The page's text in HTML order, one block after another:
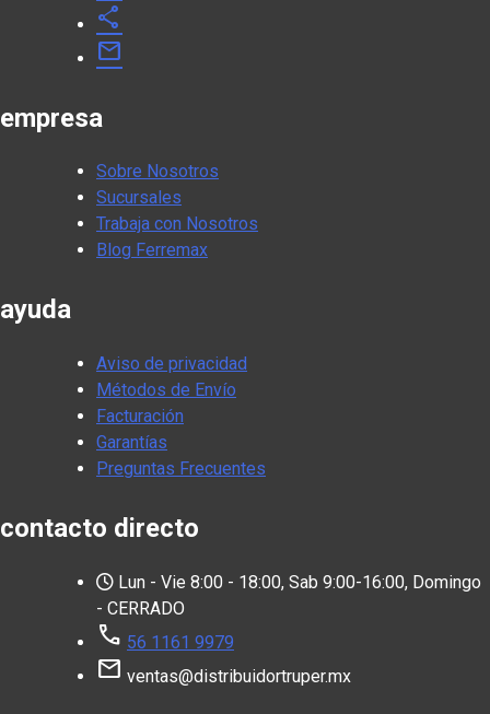
share
mail
empresa
Sobre Nosotros
Sucursales
Trabaja con Nosotros
Blog Ferremax
ayuda
Aviso de privacidad
Métodos de Envío
Facturación
Garantías
Preguntas Frecuentes
contacto directo
Lun - Vie 8:00 - 18:00, Sab 9:00-16:00, Domingo
- CERRADO
call 56 1161 9979
mail ventas@distribuidortruper.mx